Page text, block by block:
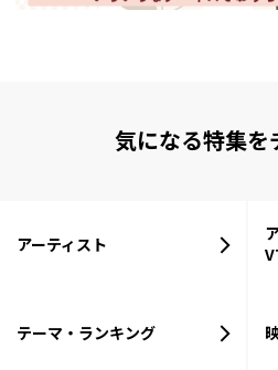
気になる特集を
アーティスト
テーマ・ランキング